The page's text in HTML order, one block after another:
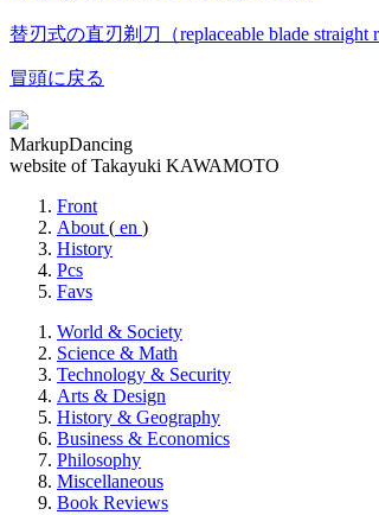
替刃式の直刃剃刀（replaceable blade
冒頭に戻る
MarkupDancing
website of Takayuki KAWAMOTO
Front
About ( en )
History
Pcs
Favs
World & Society
Science & Math
Technology & Security
Arts & Design
History & Geography
Business & Economics
Philosophy
Miscellaneous
Book Reviews